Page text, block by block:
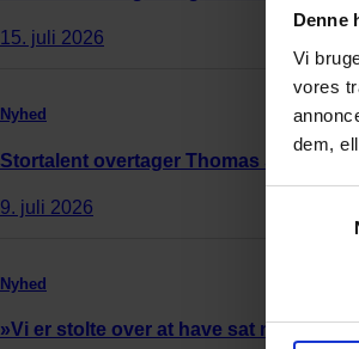
Denne
Vi
vores
dem,
15. juli 2026
Nyhed
Stortalent overtager Thomas
9. juli 2026
Nyhed
»Vi er stolte over at have sat ny